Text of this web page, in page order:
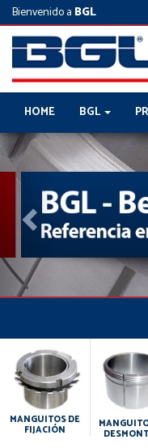
Bienvenido a BGL
HOME BGL
Previous
MANGUITOS DE
FIJACIÓN